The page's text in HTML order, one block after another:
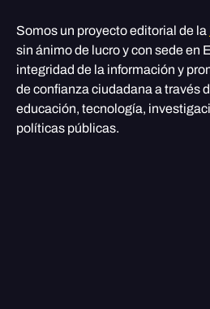
Somos un proyecto editorial de la
sin ánimo de lucro y con sede en
integridad de la información y
de confianza ciudadana a través
educación, tecnología,
políticas públicas.